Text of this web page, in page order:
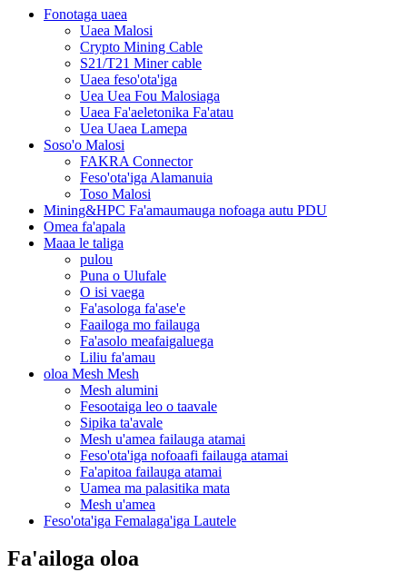
Fonotaga uaea
Uaea Malosi
Crypto Mining Cable
S21/T21 Miner cable
Uaea feso'ota'iga
Uea Uea Fou Malosiaga
Uaea Fa'aeletonika Fa'atau
Uea Uaea Lamepa
Soso'o Malosi
FAKRA Connector
Feso'ota'iga Alamanuia
Toso Malosi
Mining&HPC Fa'amaumauga nofoaga autu PDU
Omea fa'apala
Maaa le taliga
pulou
Puna o Ulufale
O isi vaega
Fa'asologa fa'ase'e
Faailoga mo failauga
Fa'asolo meafaigaluega
Liliu fa'amau
oloa Mesh Mesh
Mesh alumini
Fesootaiga leo o taavale
Sipika ta'avale
Mesh u'amea failauga atamai
Feso'ota'iga nofoaafi failauga atamai
Fa'apitoa failauga atamai
Uamea ma palasitika mata
Mesh u'amea
Feso'ota'iga Femalaga'iga Lautele
Fa'ailoga oloa